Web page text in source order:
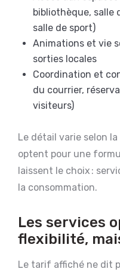
bibliothèque, salle
salle de sport)
Animations et vie
sorties locales
Coordination et
du courrier,
visiteurs)
Le détail varie selon
optent pour une
laissent le choix :
la consommation.
Les services
flexibilité,
Le tarif affiché ne dit